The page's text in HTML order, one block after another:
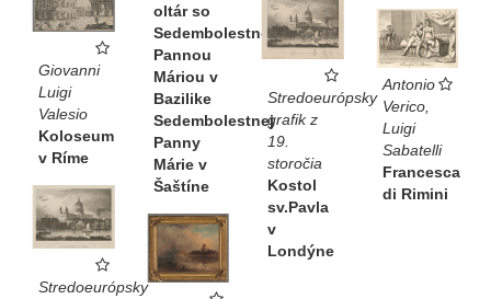
oltár so
Sedembolestnou
Pannou
Máriou v
Bazilike
Sedembolestnej
Panny
Márie v
Šaštíne
Giovanni
Luigi
Valesio
Koloseum
v Ríme
Stredoeurópsky
grafik z
19.
storočia
Kostol
sv.Pavla
v
Londýne
Antonio
Verico,
Luigi
Sabatelli
Francesca
di Rimini
Stredoeurópsky